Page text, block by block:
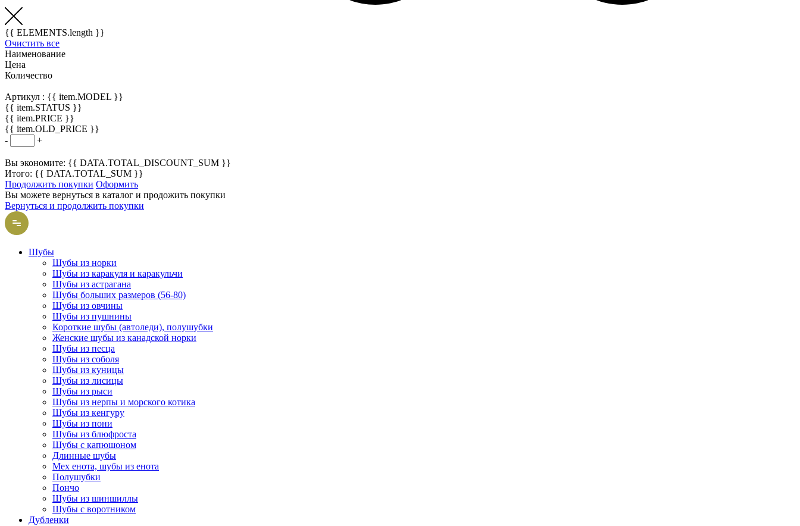
{{ ELEMENTS.length }}
Очистить все
Наименование
Цена
Количество
Артикул : {{ item.MODEL }}
{{ item.STATUS }}
{{ item.PRICE }}
{{ item.OLD_PRICE }}
-
+
Вы экономите: {{ DATA.TOTAL_DISCOUNT_SUM }}
Итого: {{ DATA.TOTAL_SUM }}
Продолжить покупки Оформить
Вы можете вернуться в каталог и продожить покупки
Вернуться и продолжить покупки
Шубы
Шубы из норки
Шубы из каракуля и каракульчи
Шубы из астрагана
Шубы больших размеров (56-80)
Шубы из овчины
Шубы из пушнины
Короткие шубы (автоледи), полушубки
Женские шубы из канадской норки
Шубы из песца
Шубы из соболя
Шубы из куницы
Шубы из лисицы
Шубы из рыси
Шубы из нерпы и морского котика
Шубы из кенгуру
Шубы из пони
Шубы из блюфроста
Шубы с капюшоном
Длинные шубы
Мех енота, шубы из енота
Полушубки
Пончо
Шубы из шиншиллы
Шубы с воротником
Дубленки